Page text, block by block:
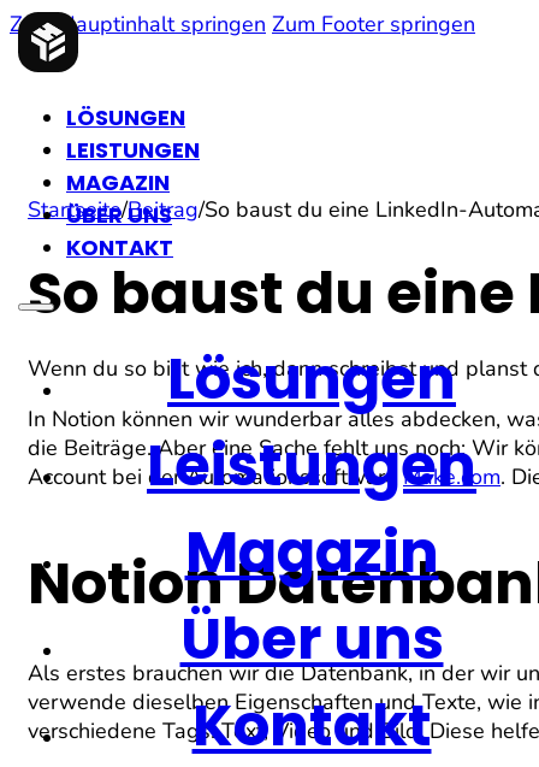
Zum Hauptinhalt springen Zum Footer springen
LÖSUNGEN
LEISTUNGEN
MAGAZIN
ÜBER UNS
KONTAKT
Lösungen
Leistungen
Magazin
Über uns
Kontakt
Startseite/Beitrag/So baust du eine LinkedIn-
So baust du
Wenn du so bist wie ich, dann schreibst und planst
In Notion können wir wunderbar alles abdecken,
die Beiträge. Aber eine Sache fehlt uns noch: Wir
Account bei der AutomationssoftwareMake.com.
Notion
Als erstes brauchen wir die Datenbank, in der wir
verwende dieselben Eigenschaften und Texte, wie
verschiedene Tags: Text, Video und Bild. Diese